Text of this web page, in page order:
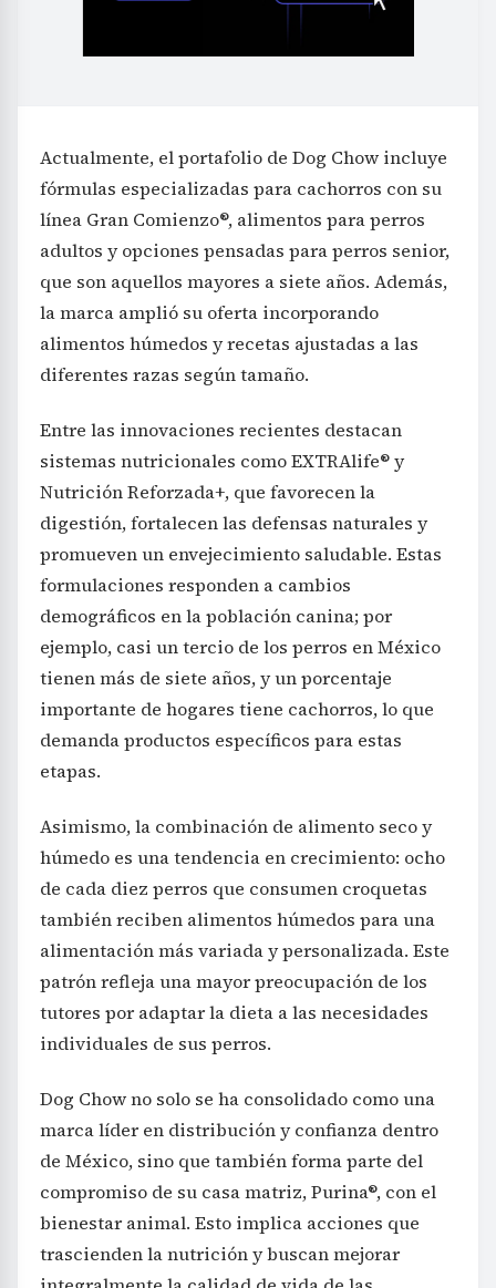
Actualmente, el portafolio de Dog Chow incluye
fórmulas especializadas para cachorros con su
línea Gran Comienzo®, alimentos para perros
adultos y opciones pensadas para perros senior,
que son aquellos mayores a siete años. Además,
la marca amplió su oferta incorporando
alimentos húmedos y recetas ajustadas a las
diferentes razas según tamaño.
Entre las innovaciones recientes destacan
sistemas nutricionales como EXTRAlife® y
Nutrición Reforzada+, que favorecen la
digestión, fortalecen las defensas naturales y
promueven un envejecimiento saludable. Estas
formulaciones responden a cambios
demográficos en la población canina; por
ejemplo, casi un tercio de los perros en México
tienen más de siete años, y un porcentaje
importante de hogares tiene cachorros, lo que
demanda productos específicos para estas
etapas.
Asimismo, la combinación de alimento seco y
húmedo es una tendencia en crecimiento: ocho
de cada diez perros que consumen croquetas
también reciben alimentos húmedos para una
alimentación más variada y personalizada. Este
patrón refleja una mayor preocupación de los
tutores por adaptar la dieta a las necesidades
individuales de sus perros.
Dog Chow no solo se ha consolidado como una
marca líder en distribución y confianza dentro
de México, sino que también forma parte del
compromiso de su casa matriz, Purina®, con el
bienestar animal. Esto implica acciones que
trascienden la nutrición y buscan mejorar